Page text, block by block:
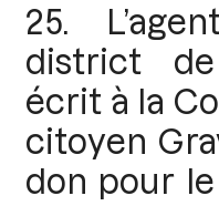
25.
district
écrit à la
citoyen
don pour